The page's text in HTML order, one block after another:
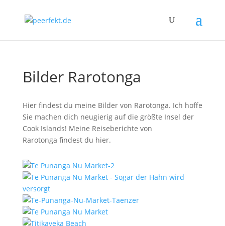
Bilder Rarotonga
Hier findest du meine Bilder von Rarotonga. Ich hoffe
Sie machen dich neugierig auf die größte Insel der
Cook Islands! Meine Reiseberichte von
Rarotonga findest du hier.